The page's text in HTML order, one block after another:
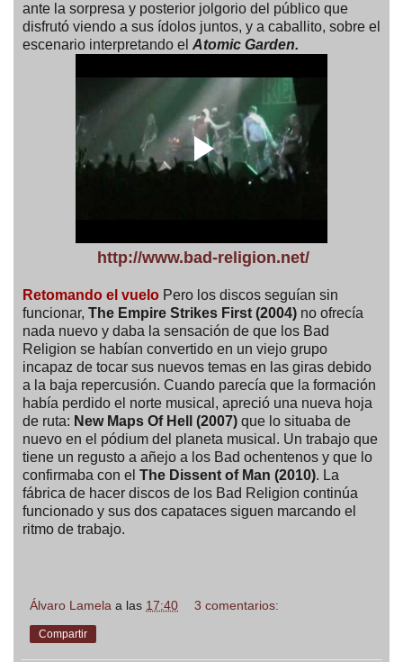
ante la sorpresa y posterior jolgorio del público que
disfrutó viendo a sus ídolos juntos, y a caballito, sobre el
escenario interpretando el Atomic Garden.
http://www.bad-religion.net/
Retomando el vuelo Pero los discos seguían sin
funcionar, The Empire Strikes First (2004) no ofrecía
nada nuevo y daba la sensación de que los Bad
Religion se habían convertido en un viejo grupo
incapaz de tocar sus nuevos temas en las giras debido
a la baja repercusión. Cuando parecía que la formación
había perdido el norte musical, apreció una nueva hoja
de ruta: New Maps Of Hell (2007) que lo situaba de
nuevo en el pódium del planeta musical. Un trabajo que
tiene un regusto a añejo a los Bad ochentenos y que lo
confirmaba con el The Dissent of Man (2010). La
fábrica de hacer discos de los Bad Religion continúa
funcionado y sus dos capataces siguen marcando el
ritmo de trabajo.
Álvaro Lamela a las 17:40 3 comentarios:
Compartir